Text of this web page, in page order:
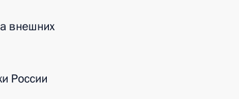
внешних
России